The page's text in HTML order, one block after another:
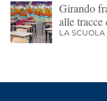
Girando
alle tracce
LA SCUOLA